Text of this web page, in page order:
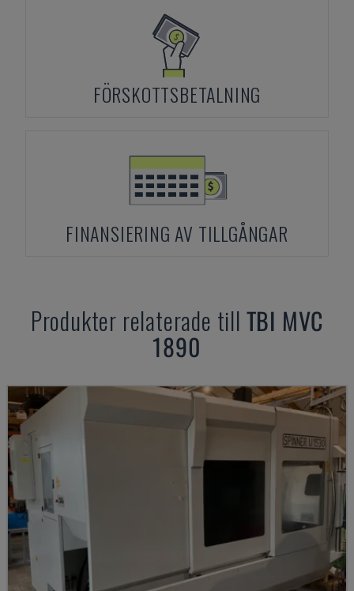
FÖRSKOTTSBETALNING
FINANSIERING AV TILLGÅNGAR
Produkter relaterade till TBI MVC
1890